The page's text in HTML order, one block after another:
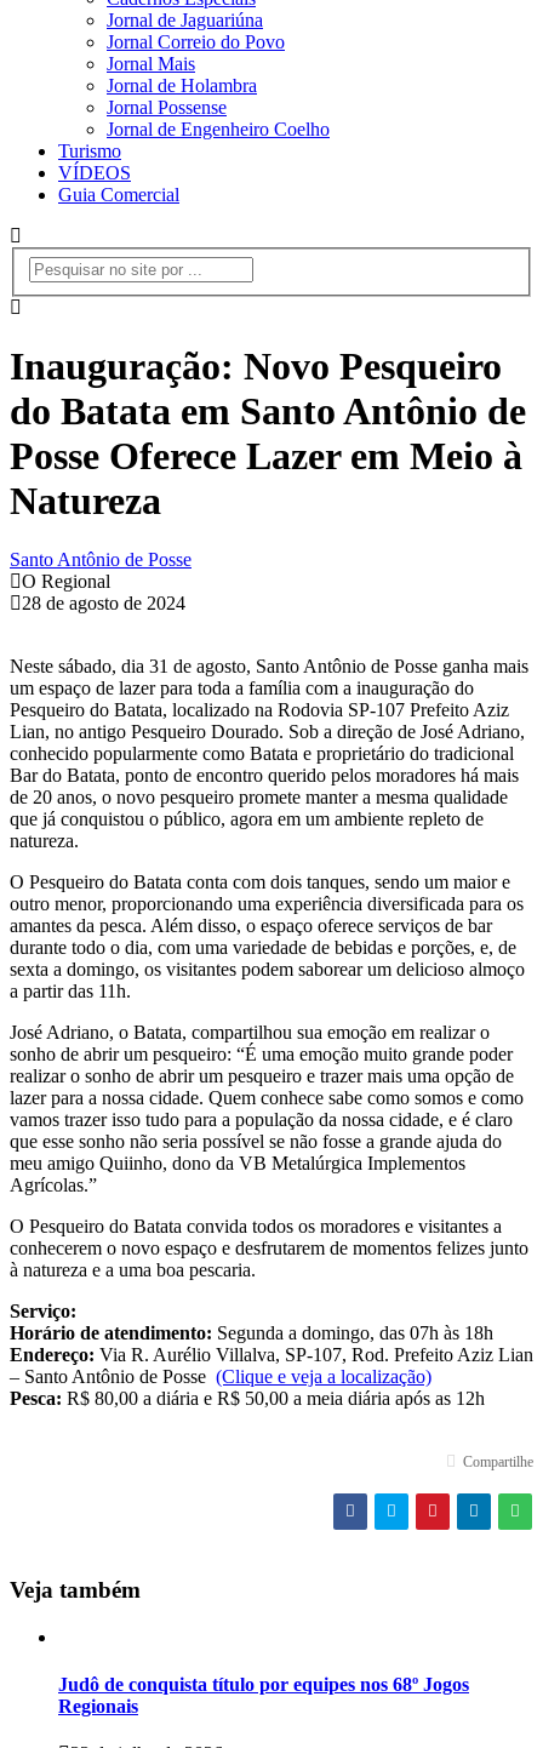
Jornal de Jaguariúna
Jornal Correio do Povo
Jornal Mais
Jornal de Holambra
Jornal Possense
Jornal de Engenheiro Coelho
Turismo
VÍDEOS
Guia Comercial
Inauguração: Novo Pesqueiro
do Batata em Santo Antônio de
Posse Oferece Lazer em Meio à
Natureza
Santo Antônio de Posse
O Regional
28 de agosto de 2024
Neste sábado, dia 31 de agosto, Santo Antônio de Posse ganha mais
um espaço de lazer para toda a família com a inauguração do
Pesqueiro do Batata, localizado na Rodovia SP-107 Prefeito Aziz
Lian, no antigo Pesqueiro Dourado. Sob a direção de José Adriano,
conhecido popularmente como Batata e proprietário do tradicional
Bar do Batata, ponto de encontro querido pelos moradores há mais
de 20 anos, o novo pesqueiro promete manter a mesma qualidade
que já conquistou o público, agora em um ambiente repleto de
natureza.
O Pesqueiro do Batata conta com dois tanques, sendo um maior e
outro menor, proporcionando uma experiência diversificada para os
amantes da pesca. Além disso, o espaço oferece serviços de bar
durante todo o dia, com uma variedade de bebidas e porções, e, de
sexta a domingo, os visitantes podem saborear um delicioso almoço
a partir das 11h.
José Adriano, o Batata, compartilhou sua emoção em realizar o
sonho de abrir um pesqueiro: “É uma emoção muito grande poder
realizar o sonho de abrir um pesqueiro e trazer mais uma opção de
lazer para a nossa cidade. Quem conhece sabe como somos e como
vamos trazer isso tudo para a população da nossa cidade, e é claro
que esse sonho não seria possível se não fosse a grande ajuda do
meu amigo Quiinho, dono da VB Metalúrgica Implementos
Agrícolas.”
O Pesqueiro do Batata convida todos os moradores e visitantes a
conhecerem o novo espaço e desfrutarem de momentos felizes junto
à natureza e a uma boa pescaria.
Serviço:
Horário de atendimento: Segunda a domingo, das 07h às 18h
Endereço: Via R. Aurélio Villalva, SP-107, Rod. Prefeito Aziz Lian
– Santo Antônio de Posse (Clique e veja a localização)
Pesca: R$ 80,00 a diária e R$ 50,00 a meia diária após as 12h
Compartilhe
Veja também
Judô de conquista título por equipes nos 68º Jogos
Regionais